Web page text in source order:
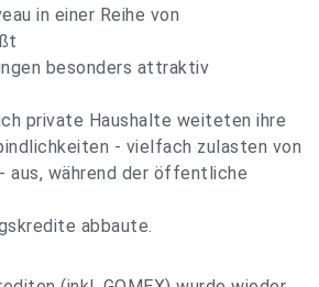
in einer Reihe von
besonders attraktiv
private Haushalte weiteten ihre
- vielfach zulasten von
aus, während der öffentliche
abbaute.